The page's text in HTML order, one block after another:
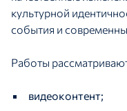
культурной
события и
Работы
видеоконтент;